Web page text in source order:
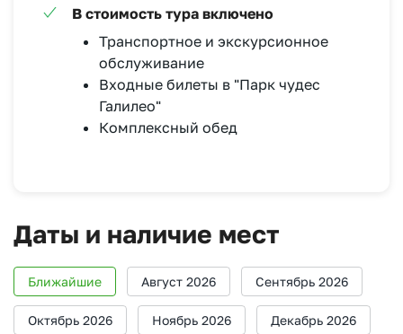
В стоимость тура включено
Транспортное и экскурсионное
обслуживание
Входные билеты в "Парк чудес
Галилео"
Комплексный обед
Даты и наличие мест
Ближайшие Август 2026 Сентябрь 2026
Октябрь 2026 Ноябрь 2026 Декабрь 2026